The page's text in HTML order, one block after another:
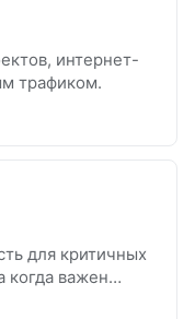
интернет-
трафиком.
для критичных
когда важен